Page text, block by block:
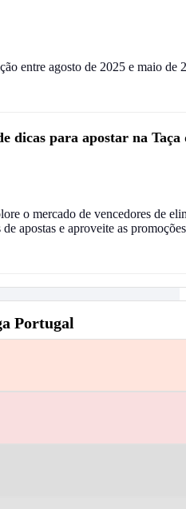
entre agosto de 2025 e maio de
dicas para apostar na
o mercado de vencedores de
apostas e aproveite as
Portugal